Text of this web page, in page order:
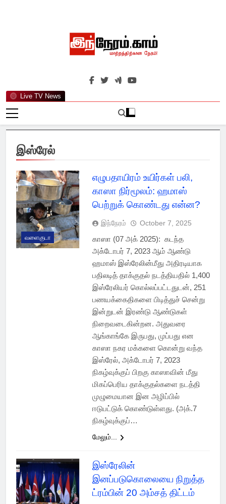
Live TV News
இந்நேரம்.காம்
செய்திகளுக்கு அப்பால்…
இஸ்ரேல்
வளைகுடா
எழுபதாயிரம் உயிர்கள் பலி,
காஸா நிர்மூலம்: ஹமாஸ்
பெற்றுக் கொண்டது என்ன?
இந்நேரம் October 7, 2025
காஸா (07 அக் 2025): கடந்த
அக்டோபர் 7, 2023 ஆம் ஆண்டு
ஹமாஸ் இஸ்ரேலின்மீது அதிரடியாக
பதிலடித் தாக்குதல் நடத்தியதில் 1,400
இஸ்ரேலியர் கொல்லப்பட்டதுடன், 251
பணயக்கைதிகளை பிடித்துச் சென்று
இன்றுடன் இரண்டு ஆண்டுகள்
நிறைவடைகின்றன. அதுவரை
ஆங்காங்கே இருபது, முப்பது என
காஸா நகர மக்களை கொன்று வந்த
இஸ்ரேல், அக்டோபர் 7, 2023
நிகழ்வுக்குப் பிறகு காஸாவின் மீது
மிகப்பெரிய தாக்குதல்களை நடத்தி
முழுமையான இன அழிப்பில்
ஈடுபட்டுக் கொண்டுள்ளது. (அக்.7
நிகழ்வுக்குப்…
மேலும்...
இஸ்ரேலின்
இனப்படுகொலையை நிறுத்த
ட்ரம்பின் 20 அம்சத் திட்டம்